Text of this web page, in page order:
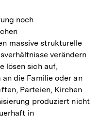
noch
massive strukturelle
verändern
lösen sich auf,
die Familie oder an
Parteien, Kirchen
produziert nicht
in